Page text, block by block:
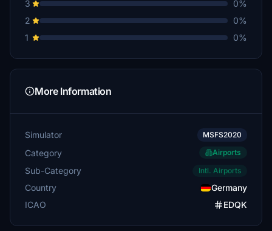
3
0%
2
0%
1
0%
More Information
Simulator MSFS2020
Category Airports
Sub-Category Intl. Airports
Country
Germany
ICAO
EDQK